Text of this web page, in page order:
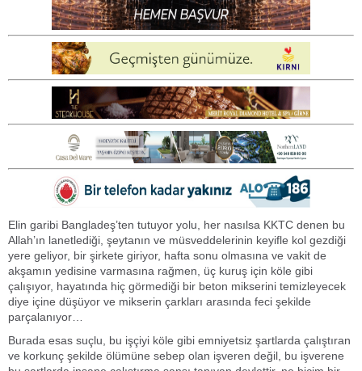
Elin garibi Bangladeş’ten tutuyor yolu, her nasılsa KKTC denen bu
Allah’ın lanetlediği, şeytanın ve müsveddelerinin keyifle kol gezdiği
yere geliyor, bir şirkete giriyor, hafta sonu olmasına ve vakit de
akşamın yedisine varmasına rağmen, üç kuruş için köle gibi
çalışıyor, hayatında hiç görmediği bir beton mikserini temizleyecek
diye içine düşüyor ve mikserin çarkları arasında feci şekilde
parçalanıyor…
Burada esas suçlu, bu işçiyi köle gibi emniyetsiz şartlarda çalıştıran
ve korkunç şekilde ölümüne sebep olan işveren değil, bu işverene